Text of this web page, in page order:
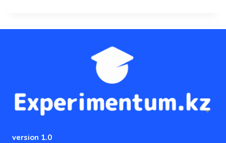
version 1.0